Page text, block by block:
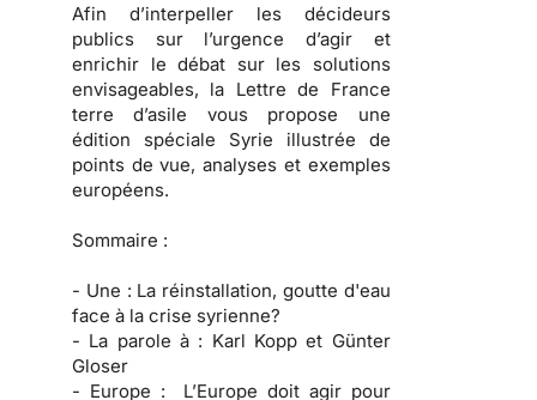
Afin d’interpeller les décideurs
publics sur l’urgence d’agir et
enrichir le débat sur les solutions
envisageables, la Lettre de France
terre d’asile vous propose une
édition spéciale Syrie illustrée de
points de vue, analyses et exemples
européens.
Sommaire :
- Une : La réinstallation, goutte d'eau
face à la crise syrienne?
- La parole à : Karl Kopp et Günter
Gloser
- Europe : L’Europe doit agir pour